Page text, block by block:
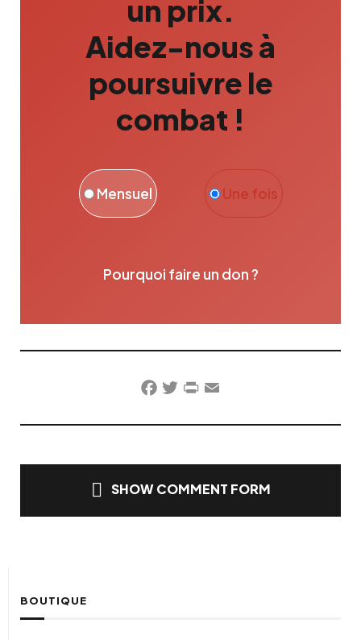
un prix.
Aidez-nous à
poursuivre le
combat !
Une fois
Mensuel
Pourquoi faire un don ?
Facebook
TwitterPrintFriendly
Email
SHOW COMMENT FORM
BOUTIQUE